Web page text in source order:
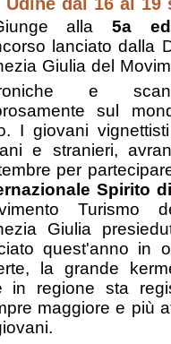
alla5a
lanciato dalla
Giulia del
e
sul
I giovani
e stranieri,
per
Spirito
Turismo
Giulia
quest'anno in
la grande
in regione sta
maggiore e più